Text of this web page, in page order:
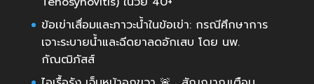
ข้อเข่าเสื่อมและภาวะน้ำในข้อเข่า: กรณีศึกษาการ
เจาะระบายน้ำและฉีดยาลดอักเสบ โดย นพ.
กัณฒิภัสส์